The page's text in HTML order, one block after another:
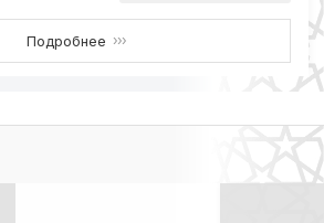
Подробнее ›››